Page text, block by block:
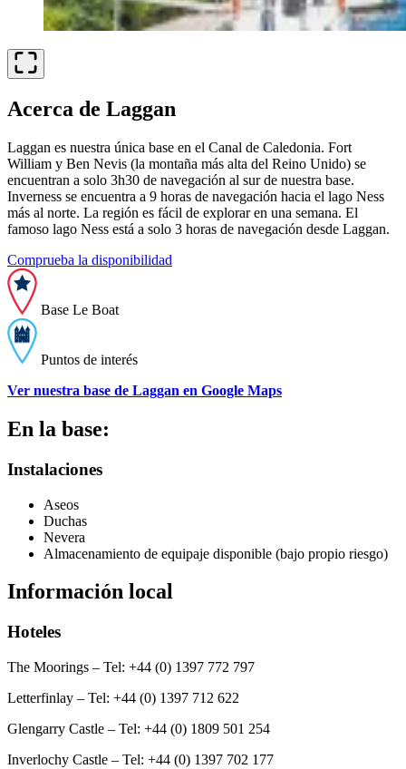
Acerca de Laggan
Laggan es nuestra única base en el Canal de Caledonia. Fort
William y Ben Nevis (la montaña más alta del Reino Unido) se
encuentran a solo 3h30 de navegación al sur de nuestra base.
Inverness se encuentra a 9 horas de navegación hacia el lago Ness
más al norte. La región es fácil de explorar en una semana. El
famoso lago Ness está a solo 3 horas de navegación desde Laggan.
Comprueba la disponibilidad
Base Le Boat
Puntos de interés
Ver nuestra base de Laggan en Google Maps
En la base:
Instalaciones
Aseos
Duchas
Nevera
Almacenamiento de equipaje disponible (bajo propio riesgo)
Información local
Hoteles
The Moorings – Tel: +44 (0) 1397 772 797
Letterfinlay – Tel: +44 (0) 1397 712 622
Glengarry Castle – Tel: +44 (0) 1809 501 254
Inverlochy Castle – Tel: +44 (0) 1397 702 177